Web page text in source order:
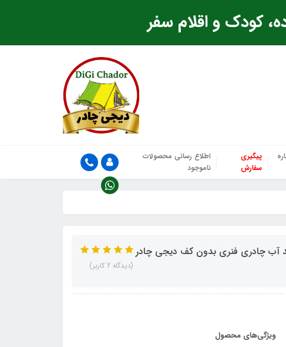
کودک و اقلام سفر
پیگیری
سفارش
اطلاع رسانی محصولات
ناموجود
(دیدگاه 2 کاربر)
ویژگی‌های محصول